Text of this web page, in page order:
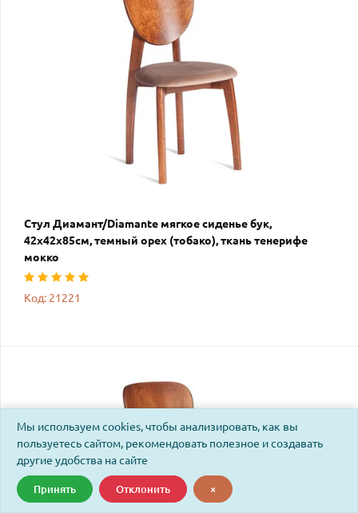
Стул Диамант/Diamante мягкое сиденье бук,
42х42х85см, темный орех (тобако), ткань тенерифе
мокко
Код: 21221
Мы используем cookies, чтобы анализировать, как вы
пользуетесь сайтом, рекомендовать полезное и создавать
другие удобства на сайте
Принять Отклонить ×